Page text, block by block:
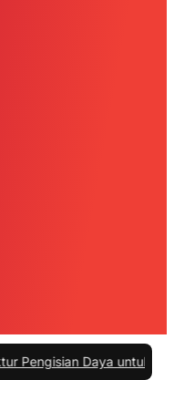
Daya untuk Mobil